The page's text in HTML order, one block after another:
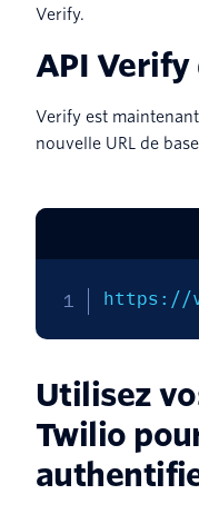
Verify.
API Verify
Verify est
nouvelle URL de
https://
Utilisez
Twilio